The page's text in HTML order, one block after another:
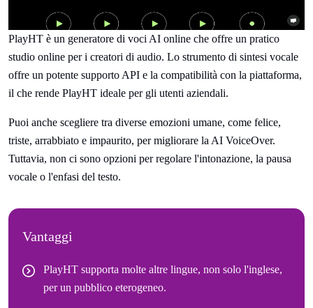
PlayHT è un generatore di voci AI online che offre un pratico
studio online per i creatori di audio. Lo strumento di sintesi vocale
offre un potente supporto API e la compatibilità con la piattaforma,
il che rende PlayHT ideale per gli utenti aziendali.
Puoi anche scegliere tra diverse emozioni umane, come felice,
triste, arrabbiato e impaurito, per migliorare la AI VoiceOver.
Tuttavia, non ci sono opzioni per regolare l'intonazione, la pausa
vocale o l'enfasi del testo.
Vantaggi
PlayHT supporta molte altre lingue, non solo l'inglese,
per un pubblico eterogeneo.